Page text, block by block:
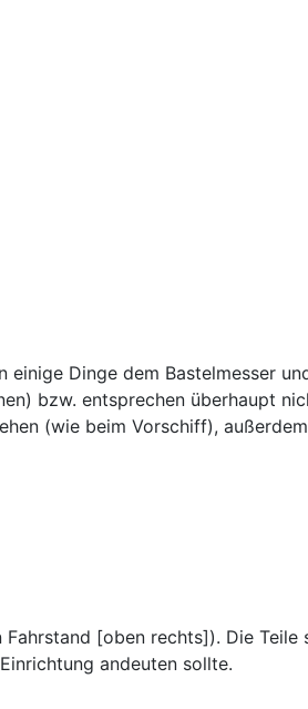
Dinge dem Bastelmesser
bzw. entsprechen überhaupt
(wie beim Vorschiff),
[oben rechts]). Die Teile
andeuten sollte.